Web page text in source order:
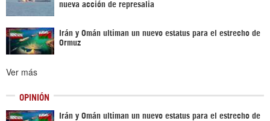
nueva acción de represalia
Irán y Omán ultiman un nuevo estatus para el estrecho de
Ormuz
Ver más
OPINIÓN
Irán y Omán ultiman un nuevo estatus para el estrecho de